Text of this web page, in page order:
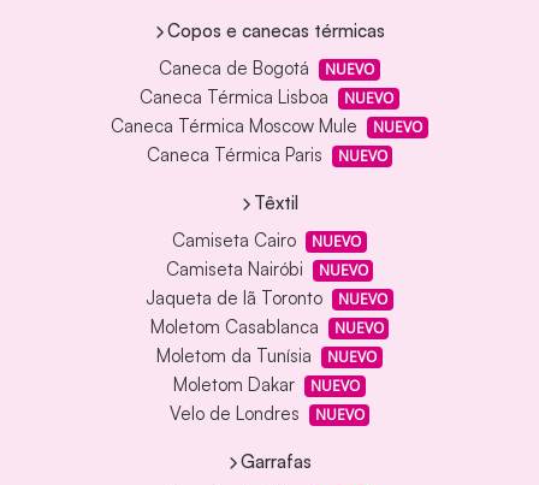
Copos e canecas térmicas
Caneca de Bogotá
NUEVO
Caneca Térmica Lisboa NUEVO
Caneca Térmica Moscow Mule NUEVO
Caneca Térmica Paris NUEVO
Têxtil
Camiseta Cairo
NUEVO
Camiseta Nairóbi NUEVO
Jaqueta de lã Toronto NUEVO
Moletom Casablanca NUEVO
Moletom da Tunísia NUEVO
Moletom Dakar NUEVO
Velo de Londres NUEVO
Garrafas